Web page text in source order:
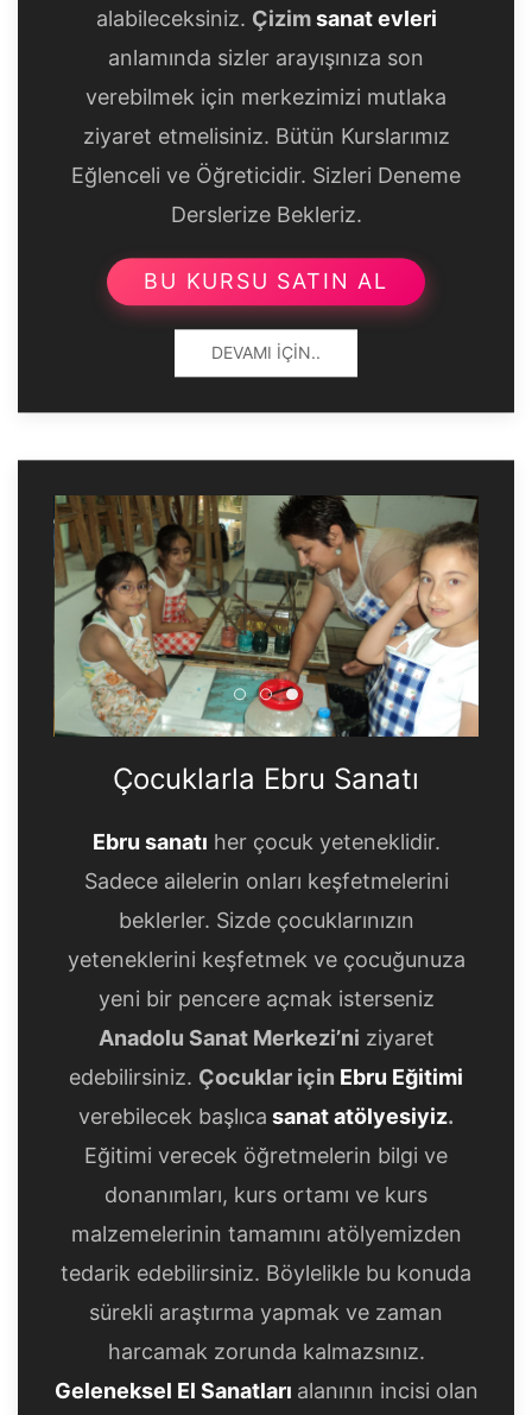
alabileceksiniz. Çizimsanat evleri
anlamında sizler arayışınıza son
verebilmek için merkezimizi mutlaka
ziyaret etmelisiniz. Bütün Kurslarımız
Eğlenceli ve Öğreticidir. Sizleri Deneme
Derslerize Bekleriz.
BU KURSU SATIN AL
DEVAMI İÇIN..
Çocuklarla Ebru Sanatı
Çocuklarla Ebru Sanatı
Çocuklarla Ebru Sanatı
Çocuklarla Ebru Sanatı
Ebru sanatı her çocuk yeteneklidir.
Sadece ailelerin onları keşfetmelerini
beklerler. Sizde çocuklarınızın
yeteneklerini keşfetmek ve çocuğunuza
yeni bir pencere açmak isterseniz
Anadolu Sanat Merkezi’ni ziyaret
edebilirsiniz. Çocuklar için Ebru Eğitimi
verebilecek başlıca sanat atölyesiyiz.
Eğitimi verecek öğretmelerin bilgi ve
donanımları, kurs ortamı ve kurs
malzemelerinin tamamını atölyemizden
tedarik edebilirsiniz. Böylelikle bu konuda
sürekli araştırma yapmak ve zaman
harcamak zorunda kalmazsınız.
Geleneksel El Sanatları alanının incisi olan